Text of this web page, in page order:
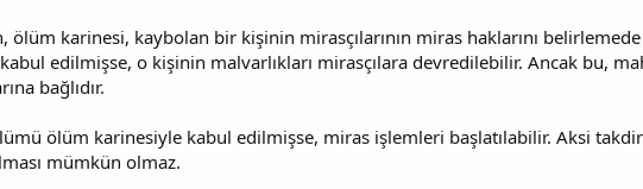
ölüm karinesi, kaybolan bir kişinin mirasçılarının miras haklarını
edilmişse, o kişinin malvarlıkları mirasçılara devredilebilir. Ancak bu,
bağlıdır.
ölüm karinesiyle kabul edilmişse, miras işlemleri başlatılabilir. Aksi
mümkün olmaz.